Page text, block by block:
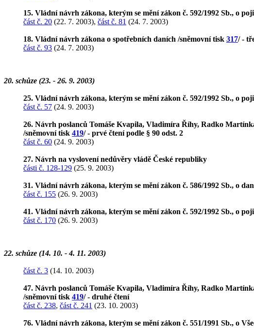
15. Vládní návrh zákona, kterým se mění zákon č. 592/1992 Sb., o
část č. 20 (22. 7. 2003), část č. 81 (24. 7. 2003)
18. Vládní návrh zákona o spotřebních daních /sněmovní tisk 317/ -
část č. 93 (24. 7. 2003)
20. schůze (23. - 26. 9. 2003)
25. Vládní návrh zákona, kterým se mění zákon č. 592/1992 Sb., o
část č. 57 (24. 9. 2003)
26. Návrh poslanců Tomáše Kvapila, Vladimíra Říhy, Radko
/sněmovní tisk 419/ - prvé čtení podle § 90 odst. 2
část č. 60 (24. 9. 2003)
27. Návrh na vyslovení nedůvěry vládě České republiky
části č. 128-129 (25. 9. 2003)
31. Vládní návrh zákona, kterým se mění zákon č. 586/1992 Sb., o
část č. 155 (26. 9. 2003)
41. Vládní návrh zákona, kterým se mění zákon č. 592/1992 Sb., o
část č. 170 (26. 9. 2003)
22. schůze (14. 10. - 4. 11. 2003)
část č. 3 (14. 10. 2003)
47. Návrh poslanců Tomáše Kvapila, Vladimíra Říhy, Radko
/sněmovní tisk 419/ - druhé čtení
část č. 238, část č. 241 (23. 10. 2003)
76. Vládní návrh zákona, kterým se mění zákon č. 551/1991 Sb., o